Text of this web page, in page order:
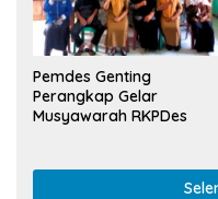
Pemdes Genting
Perangkap Gelar
Musyawarah RKPDes